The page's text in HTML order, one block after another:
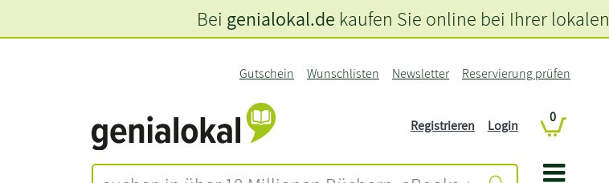
Gutschein Wunschlisten Newsletter Reservierung prüfen
Registrieren Login
0
Bei genialokal.de kaufen Sie online bei Ihrer lokalen